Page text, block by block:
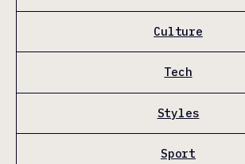
Culture
Tech
Styles
Sport